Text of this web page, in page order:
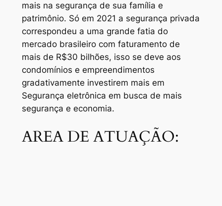
mais na segurança de sua família e
patrimônio. Só em 2021 a segurança privada
correspondeu a uma grande fatia do
mercado brasileiro com faturamento de
mais de R$30 bilhões, isso se deve aos
condomínios e empreendimentos
gradativamente investirem mais em
Segurança eletrônica em busca de mais
segurança e economia.
AREA DE ATUAÇÃO: